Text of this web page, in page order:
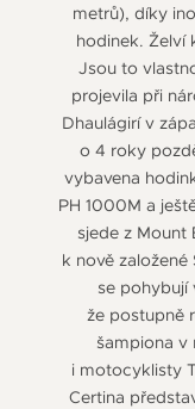
metrů), díky
hodinek. Želví
Jsou to
projevila při
Dhaulágirí v
o 4 roky
vybavena
PH 1000M a
sjede z
k nově
se pohybují
že postupně
šampiona v
i motocyklisty
Certina